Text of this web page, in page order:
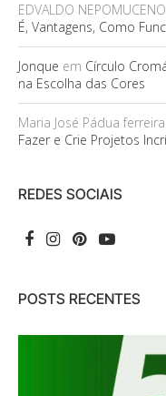
EDVALDO
É, Vantagens, Como
Jonque em Círculo
na Escolha das Cores
Maria José Pádua ferreira
Fazer e Crie Projetos
REDES SOCIAIS
POSTS RECENTES